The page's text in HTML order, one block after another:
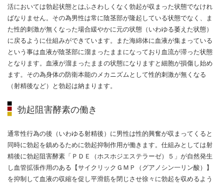
活においては勃起状態とはふさわしくなく勃起が収まった状態でなけれ
ばなりません。その為男性は常に陰茎部が隆起している状態でなく、ま
た性的刺激が無くなった場合緩やかに元の状態（いわゆる萎えた状態）
に戻るように仕組みができています。また海綿体に血液が集まっている
という事は血液が陰茎部に溜まったままになっており血流が滞った状態
となります。血液が溜まったままの状態になりますと細胞が損傷し始め
ます。その為身体の防衛本能のメカニズムとして性的刺激が無くなる
（射精後など）と勃起は納まります。
勃起阻害酵素の働き
通常性行為の後（いわゆる射精後）に男性は性的興奮が収まってくると
同時に勃起を鎮めるために勃起抑制作用が働きます。仕組みとしては射
精後に勃起阻害酵素「ＰＤＥ（ホスホジエステラーゼ）５」が自然発生
し血管拡張作用のある【サイクリックＧＭＰ（グアノシン一リン酸）】
を抑制して血液の収縮を促し平滑筋を閉じさせ徐々に勃起を収めるよう